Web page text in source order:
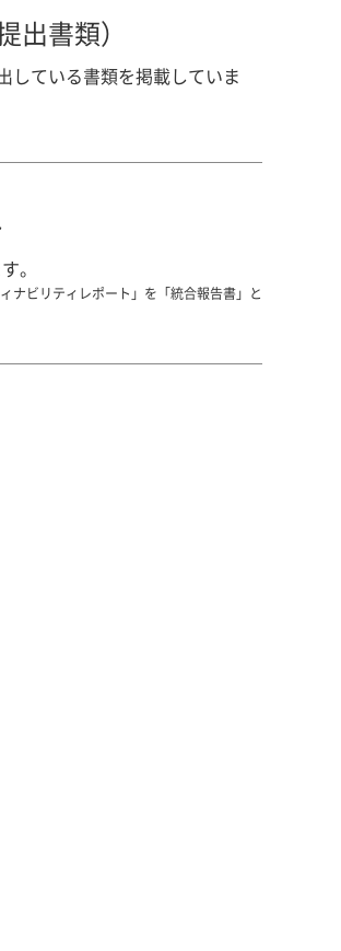
書類）
している書類を掲載していま
。
ナビリティレポート」を「統合報告書」と